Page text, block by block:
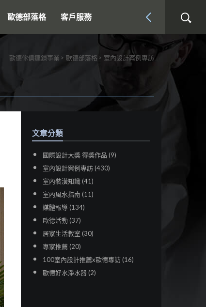
歐德部落格 客戶服務
歐德傢俱連鎖事業 歐德部落格 室內設計案例專訪
文章分類
國際設計大獎 得獎作品 (9)
室內設計案例專訪 (430)
室內裝潢知識 (41)
室內風水指南 (11)
媒體報導 (134)
歐德活動 (37)
居家生活教室 (30)
專家推薦 (20)
100室內設計推薦x歐德專訪 (16)
歐德好水淨水器 (2)